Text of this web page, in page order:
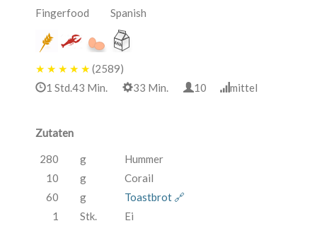
Fingerfood Spanish
★ ★ ★ ★ ★ (2589)
1 Std.43 Min.
33 Min. 10 mittel
Zutaten
280 g
Hummer
10
g
Corail
60
g
Toastbrot 🔗
1
Stk.
Ei